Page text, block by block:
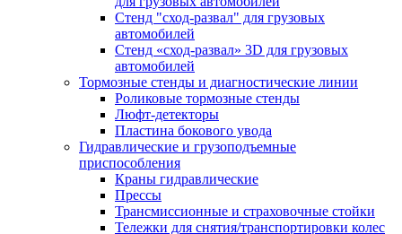
Стенд "сход-развал" для грузовых
автомобилей
Стенд «сход-развал» 3D для грузовых
автомобилей
Тормозные стенды и диагностические линии
Роликовые тормозные стенды
Люфт-детекторы
Пластина бокового увода
Гидравлические и грузоподъемные
приспособления
Краны гидравлические
Прессы
Трансмиссионные и страховочные стойки
Тележки для снятия/транспортировки колес